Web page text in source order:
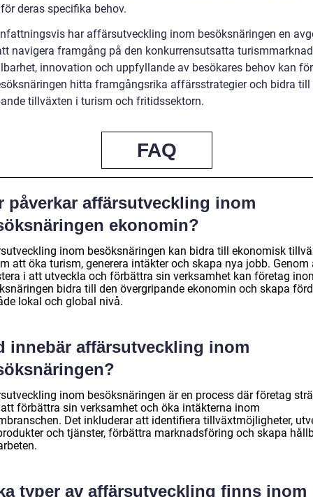
deras specifika behov.
har affärsutveckling inom besöksnäringen en
navigera framgång på den konkurrensutsatta
innovation och uppfyllande av besökares behov kan
hitta framgångsrika affärsstrategier och bidra till
tillväxten i turism och fritidssektorn.
FAQ
påverkar affärsutveckling inom
ekonomin?
inom besöksnäringen kan bidra till ekonomisk
att öka turism, generera intäkter och skapa nya jobb. Genom
i att utveckla och förbättra sin verksamhet kan företag
bidra till den övergripande ekonomin och skapa
lokal och global nivå.
innebär affärsutveckling inom
inom besöksnäringen är en process där företag
förbättra sin verksamhet och öka intäkterna inom
Det inkluderar att identifiera tillväxtmöjligheter,
och tjänster, förbättra marknadsföring och skapa
typer av affärsutveckling finns inom